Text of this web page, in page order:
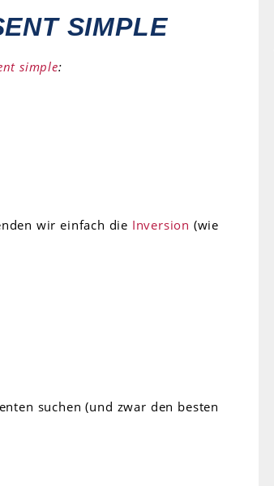
SIMPLE
simple:
wir einfach die Inversion (wie
suchen (und zwar den besten